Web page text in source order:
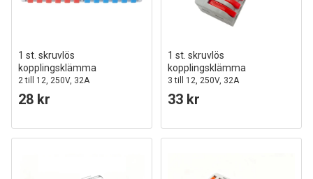
1 st. skruvlös
kopplingsklämma
2 till 12, 250V, 32A
28 kr
1 st. skruvlös
kopplingsklämma
3 till 12, 250V, 32A
33 kr